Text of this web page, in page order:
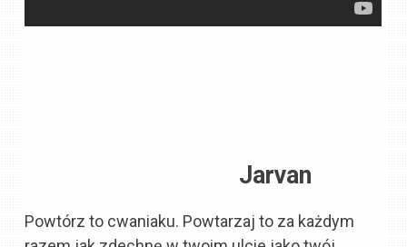
Jarvan
Powtórz to cwaniaku. Powtarzaj to za każdym